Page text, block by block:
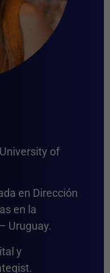
of
en Dirección
en la
Uruguay.
y